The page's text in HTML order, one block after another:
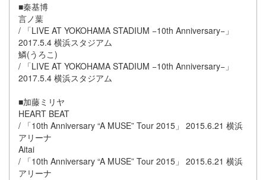
■秦基博
言ノ葉
/ 「LIVE AT YOKOHAMA STADIUM −10th Anniversary−」
2017.5.4 横浜スタジアム
鱗(うろこ)
/ 「LIVE AT YOKOHAMA STADIUM −10th Anniversary−」
2017.5.4 横浜スタジアム
■加藤ミリヤ
HEART BEAT
/ 「10th Anniversary “A MUSE” Tour 2015」 2015.6.21 横浜
アリーナ
Aitai
/ 「10th Anniversary “A MUSE” Tour 2015」 2015.6.21 横浜
アリーナ